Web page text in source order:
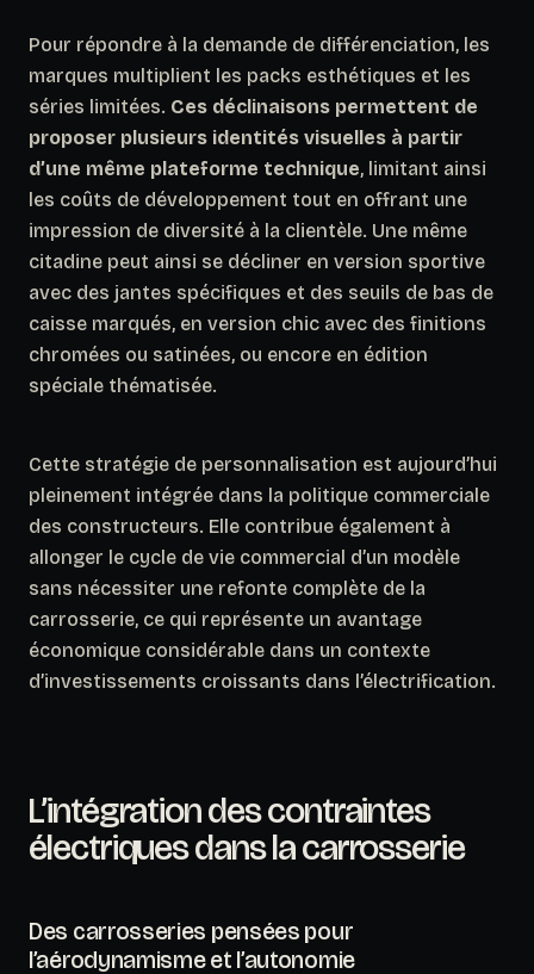
Pour répondre à la demande de différenciation, les
marques multiplient les packs esthétiques et les
séries limitées. Ces déclinaisons permettent de
proposer plusieurs identités visuelles à partir
d’une même plateforme technique, limitant ainsi
les coûts de développement tout en offrant une
impression de diversité à la clientèle. Une même
citadine peut ainsi se décliner en version sportive
avec des jantes spécifiques et des seuils de bas de
caisse marqués, en version chic avec des finitions
chromées ou satinées, ou encore en édition
spéciale thématisée.
Cette stratégie de personnalisation est aujourd’hui
pleinement intégrée dans la politique commerciale
des constructeurs. Elle contribue également à
allonger le cycle de vie commercial d’un modèle
sans nécessiter une refonte complète de la
carrosserie, ce qui représente un avantage
économique considérable dans un contexte
d’investissements croissants dans l’électrification.
L’intégration des contraintes
électriques dans la carrosserie
Des carrosseries pensées pour
l’aérodynamisme et l’autonomie